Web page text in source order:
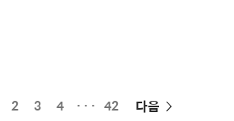
목적으로 쓰이던 성분 계열을 의미합니
페
2 3 4 ··· 42 다음